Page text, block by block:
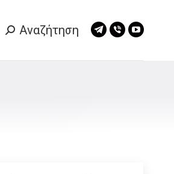
Search:
Αναζήτηση
Telegram
Viber